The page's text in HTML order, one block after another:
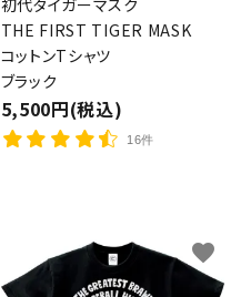
初代タイガーマスク
THE FIRST TIGER MASK
コットンTシャツ
ブラック
5,500円(税込)
16件
favorite